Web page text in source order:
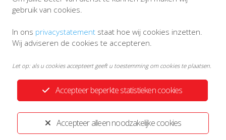
Privacystatement Disclaimer
Ontwikkeld door:Yardzorgsites.nl
Accepteer alleen noodzakelijke cookies
Accepteer beperkte statistieken cookies
gebruik van cookies.
In ons privacystatement staat hoe wij cookies inzetten.
Wij adviseren de cookies te accepteren.
Let op: als u cookies accepteert geeft u toestemming om cookies te plaatsen.